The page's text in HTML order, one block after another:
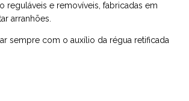
reguláveis e removíveis, fabricadas em
arranhões.
sempre com o auxílio da régua retificada